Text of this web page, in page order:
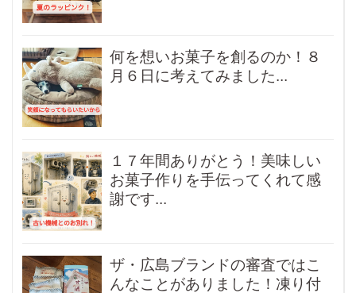
何を想いお菓子を創るのか！８
月６日に考えてみました...
１７年間ありがとう！美味しい
お菓子作りを手伝ってくれて感
謝です...
ザ・広島ブランドの審査ではこ
んなことがありました！凍り付